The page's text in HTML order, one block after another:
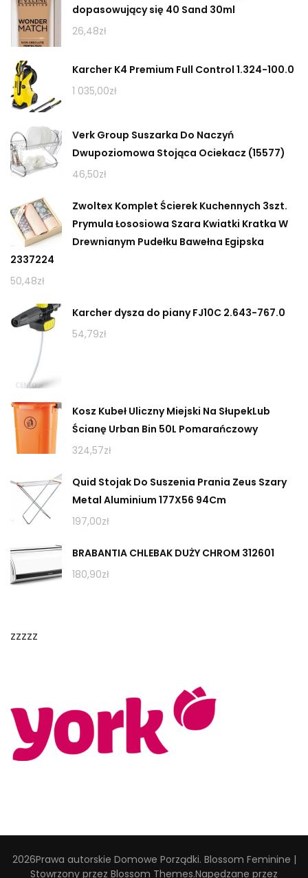
dopasowujący się 40 Sand 30ml
26,48zł
Karcher K4 Premium Full Control 1.324-100.0
1 035,00zł
Verk Group Suszarka Do Naczyń
Dwupoziomowa Stojąca Ociekacz (15577)
46,50zł
Zwoltex Komplet Ścierek Kuchennych 3szt.
Prymula Łososiowa Szara Kwiatki Kratka W
Drewnianym Pudełku Bawełna Egipska
2337224
50,48zł
Karcher dysza do piany FJ10C 2.643-767.0
54,79zł
Kosz Kubeł Uliczny Miejski Na SłupekLub
Ścianę Urban Bin 50L Pomarańczowy
324,57zł
Quid Stojak Do Suszenia Prania Zeus Szary
Metal Aluminium 177X56 94Cm
197,00zł
BRABANTIA CHLEBAK DUŻY CHROM 312601
180,90zł
zzzzz
2026Prawa autorskie Domowe Porządki. Blossom Feminine |
Stowrzony przez Blossom Themes.Napędzane przez